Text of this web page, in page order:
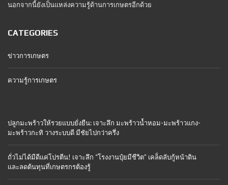
นอกจากนี้ยังเป็นแหล่งความรู้ด้านการเกษตรอีกด้วย
CATEGORIES
ข่าวการเกษตร
ความรู้การเกษตร
ปลูกมะพร้าวให้รวยแบบยั่งยืน: เจาะลึก มะพร้าวน้ำหอม-มะพร้าวแกง-
มะพร้าวกะทิ วางระบบดี มีชัยไปกว่าครึ่ง
ถั่วไม่ได้มีดีแค่โปรตีน! เจาะลึก “โรงงานปุ๋ยมีชีวิต” เคล็ดลับกู้หน้าดิน
และลดต้นทุนที่เกษตรกรต้องรู้